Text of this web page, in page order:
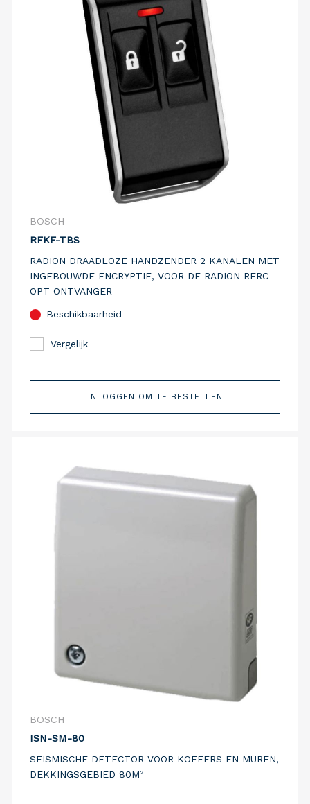
BOSCH
RFKF-TBS
RADION DRAADLOZE HANDZENDER 2 KANALEN MET
INGEBOUWDE ENCRYPTIE, VOOR DE RADION RFRC-
OPT ONTVANGER
Beschikbaarheid
Vergelijk
INLOGGEN OM TE BESTELLEN
BOSCH
ISN-SM-80
SEISMISCHE DETECTOR VOOR KOFFERS EN MUREN,
DEKKINGSGEBIED 80M²